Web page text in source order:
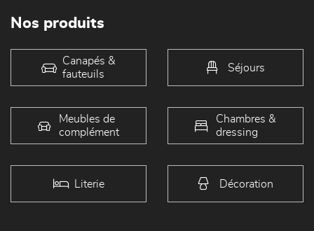
Nos produits
Canapés &
fauteuils
Séjours
Meubles de
complément
Chambres &
dressing
Literie Décoration